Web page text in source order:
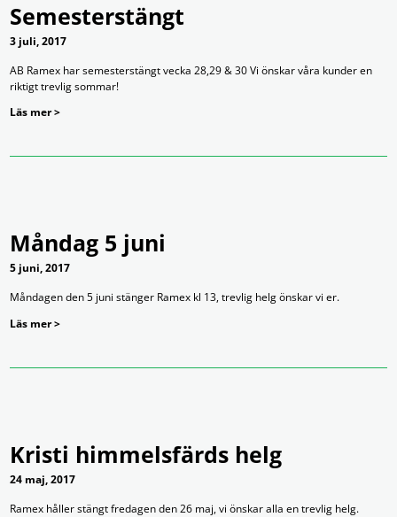
Semesterstängt
3 juli, 2017
AB Ramex har semesterstängt vecka 28,29 & 30 Vi önskar våra kunder en
riktigt trevlig sommar!
Läs mer >
Måndag 5 juni
5 juni, 2017
Måndagen den 5 juni stänger Ramex kl 13, trevlig helg önskar vi er.
Läs mer >
Kristi himmelsfärds helg
24 maj, 2017
Ramex håller stängt fredagen den 26 maj, vi önskar alla en trevlig helg.